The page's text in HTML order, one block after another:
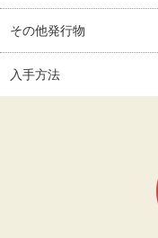
その他発行物
入手方法